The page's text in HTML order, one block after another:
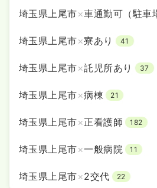
埼玉県上尾市×車通勤可（駐車
埼玉県上尾市×寮あり 41
埼玉県上尾市×託児所あり 37
埼玉県上尾市×病棟 21
埼玉県上尾市×正看護師 182
埼玉県上尾市×一般病院 11
埼玉県上尾市×2交代 22